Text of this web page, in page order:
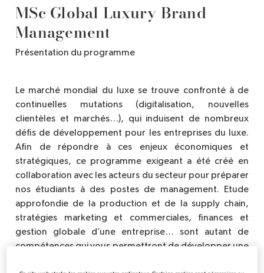
MSc Global Luxury Brand
Management
Présentation du programme
Le marché mondial du luxe se trouve confronté à de
continuelles mutations (digitalisation, nouvelles
clientèles et marchés…), qui induisent de nombreux
défis de développement pour les entreprises du luxe.
Afin de répondre à ces enjeux économiques et
stratégiques, ce programme exigeant a été créé en
collaboration avec les acteurs du secteur pour préparer
nos étudiants à des postes de management. Etude
approfondie de la production et de la supply chain,
stratégies marketing et commerciales, finances et
gestion globale d’une entreprise… sont autant de
compétences qui vous permettront de développer une